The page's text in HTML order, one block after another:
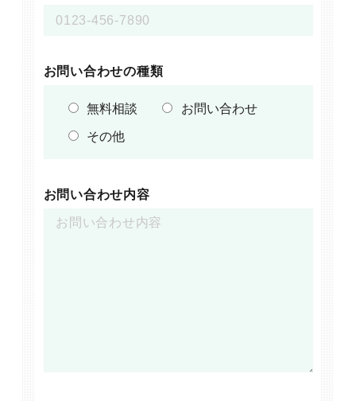
お問い合わせの種類
無料相談
お問い合わせ
その他
お問い合わせ内容